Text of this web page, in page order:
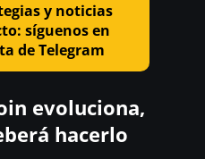
y noticias
síguenos en
de Telegram
evoluciona,
hacerlo